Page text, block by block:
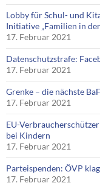
Lobby für Schul- und
Initiative „Familien in
17. Februar 2021
Datenschutzstrafe:
17. Februar 2021
Grenke – die nächste
17. Februar 2021
EU-
bei Kindern
17. Februar 2021
Parteispenden: ÖVP
17. Februar 2021